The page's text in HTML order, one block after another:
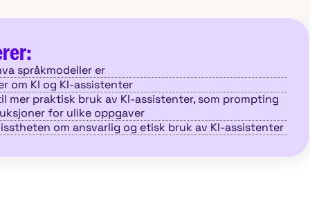
språkmodeller er
om KI og KI-assistenter
mer praktisk bruk av KI-assistenter, som prompting
for ulike oppgaver
om ansvarlig og etisk bruk av KI-assistenter